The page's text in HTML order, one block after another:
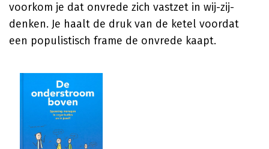
voorkom je dat onvrede zich vastzet in wij-zij-
denken. Je haalt de druk van de ketel voordat
een populistisch frame de onvrede kaapt.